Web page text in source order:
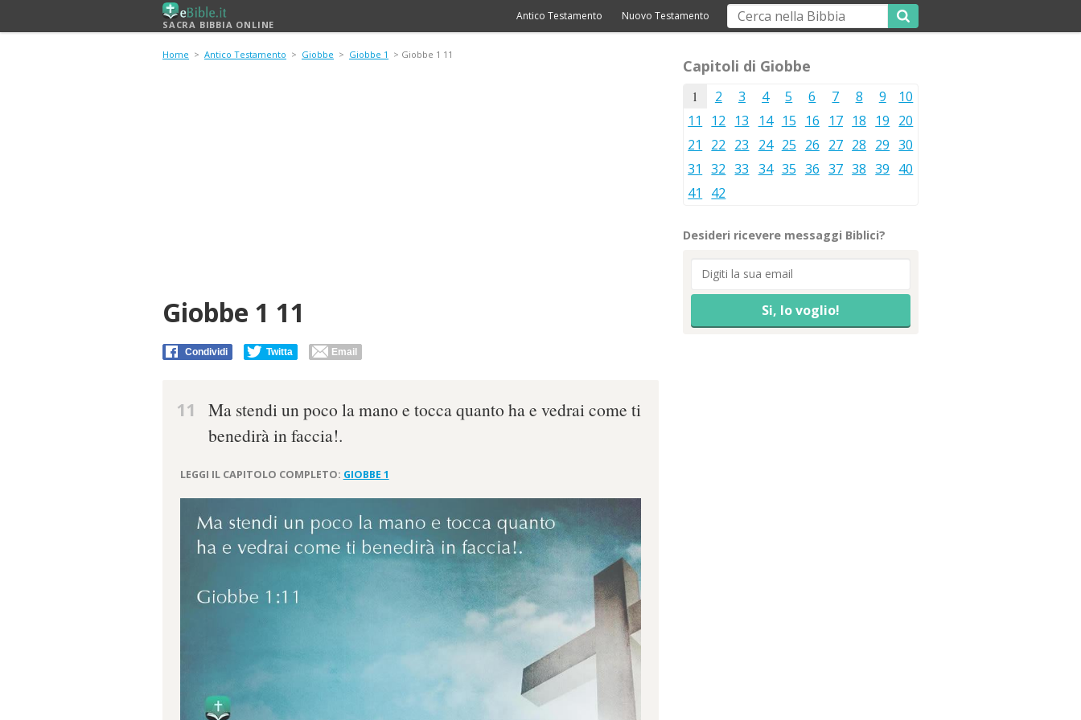
SACRA BIBBIA ONLINE
Antico Testamento Nuovo Testamento
Home > Antico Testamento > Giobbe > Giobbe 1 > Giobbe 1 11
Giobbe 1 11
Condividi Twitta Email
11
Ma stendi un poco la mano e tocca quanto ha e vedrai come ti
benedirà in faccia!.
LEGGI IL CAPITOLO COMPLETO: GIOBBE 1
Capitoli di Giobbe
1 2 3 4 5 6 7 8 9
10
11
12 13 14 15 16 17 18 19 20
21
22 23 24 25 26 27 28 29 30
31
32 33 34 35 36 37 38 39 40
41
42
Desideri ricevere messaggi Biblici?